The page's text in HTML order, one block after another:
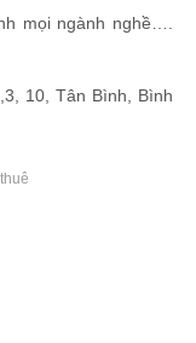
mọi ngành nghề….
10, Tân Bình, Bình